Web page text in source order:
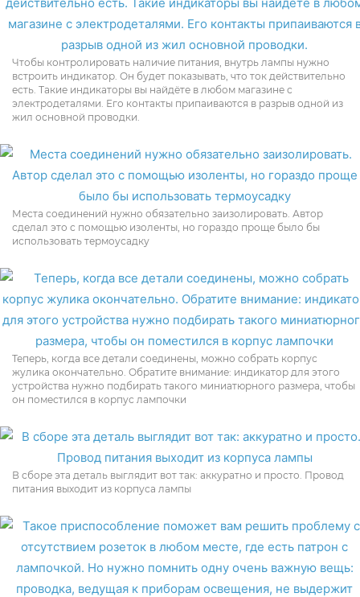
Чтобы контролировать наличие питания, внутрь лампы нужно
встроить индикатор. Он будет показывать, что ток действительно
есть. Такие индикаторы вы найдёте в любом магазине с
электродеталями. Его контакты припаиваются в разрыв одной из
жил основной проводки.
Места соединений нужно обязательно заизолировать. Автор
сделал это с помощью изоленты, но гораздо проще было бы
использовать термоусадку
Теперь, когда все детали соединены, можно собрать корпус
жулика окончательно. Обратите внимание: индикатор для этого
устройства нужно подбирать такого миниатюрного размера, чтобы
он поместился в корпус лампочки
В сборе эта деталь выглядит вот так: аккуратно и просто. Провод
питания выходит из корпуса лампы